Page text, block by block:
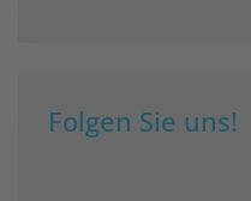
Folgen Sie uns!